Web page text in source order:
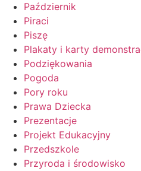
Październik
Piraci
Piszę
Plakaty i karty
Podziękowania
Pogoda
Pory roku
Prawa Dziecka
Prezentacje
Projekt Edukacyjny
Przedszkole
Przyroda i środowisko